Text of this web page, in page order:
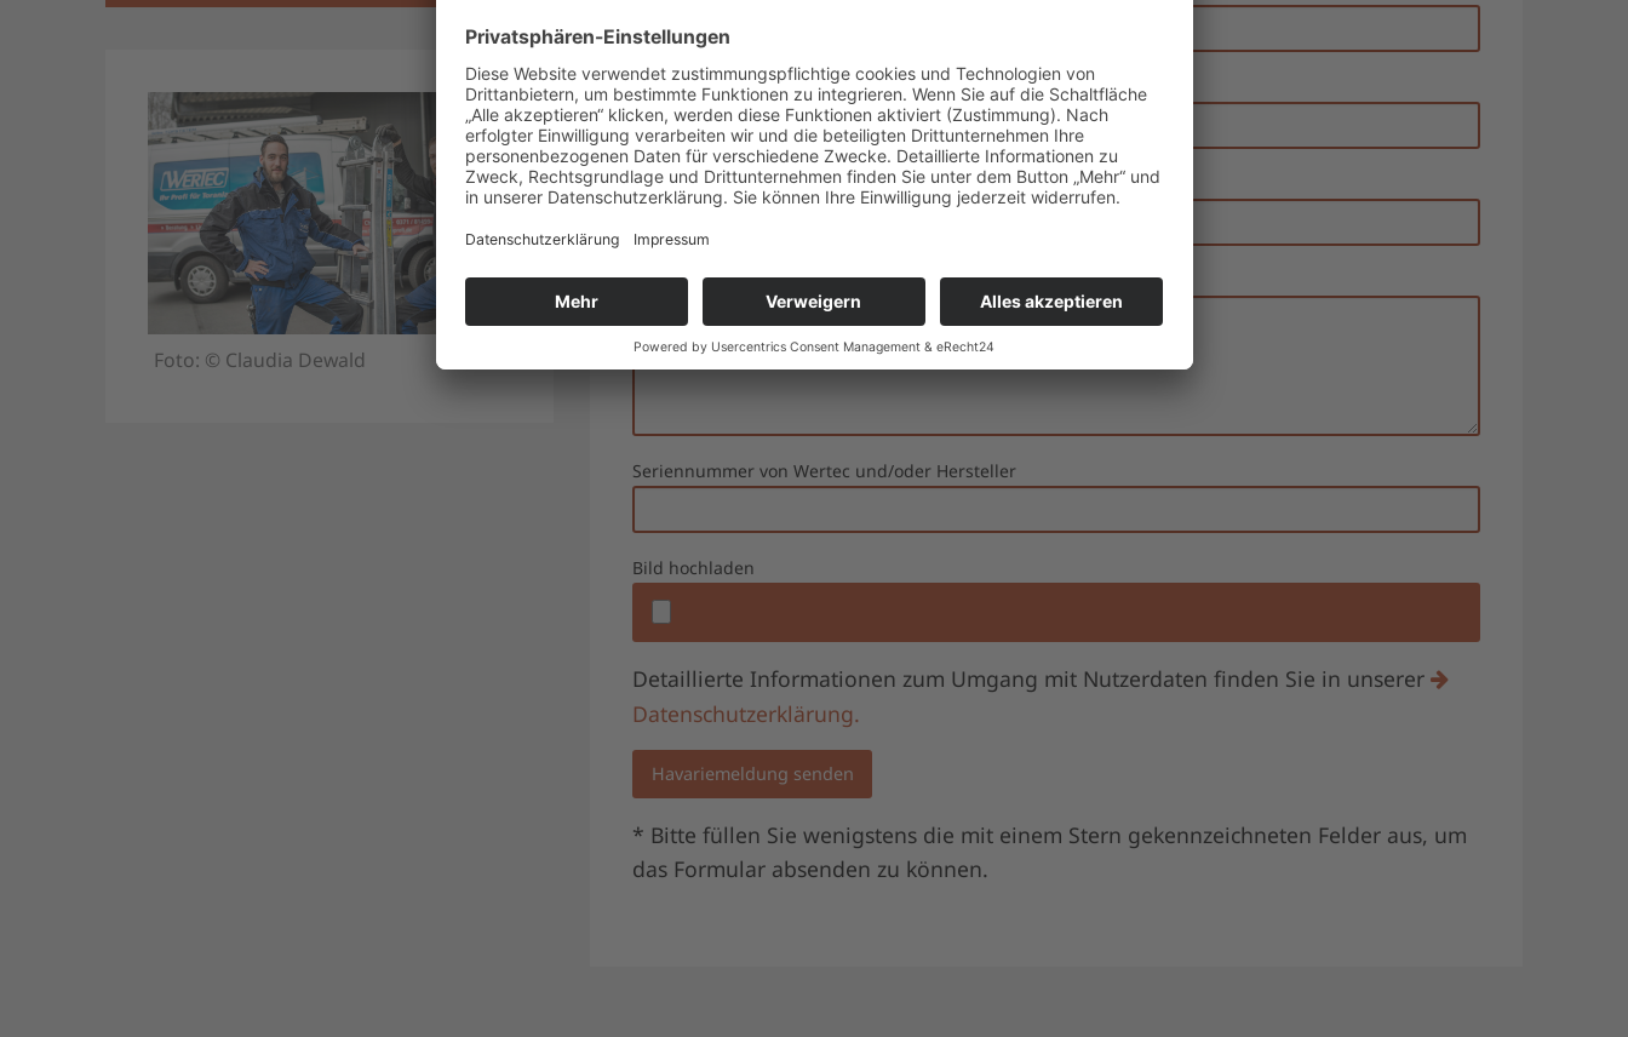
Standort*
Fehlercode, falls verfügbar
Fehlerbeschreibung (alternativ)
Seriennummer von Wertec und/oder Hersteller
Bild hochladen
Detaillierte Informationen zum Umgang mit Nutzerdaten finden Sie in unserer
Datenschutzerklärung.
Havariemeldung senden
* Bitte füllen Sie wenigstens die mit einem Stern gekennzeichneten Felder aus, um
das Formular absenden zu können.
Foto: © Claudia Dewald